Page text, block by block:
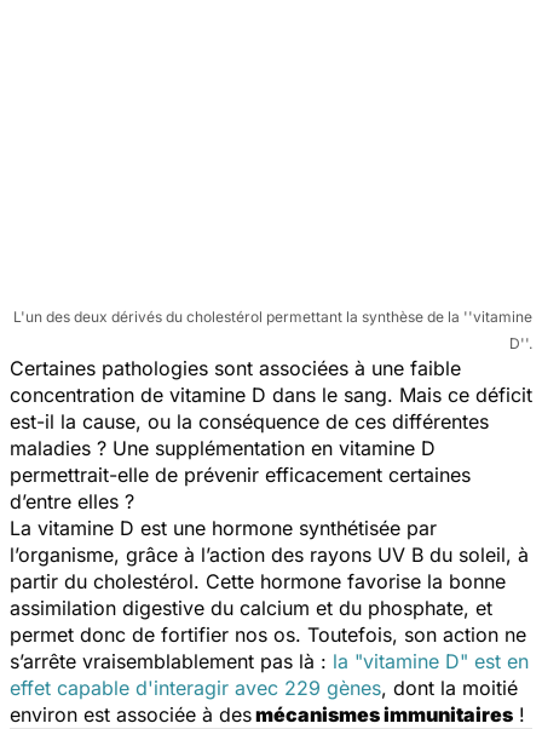
L'un des deux dérivés du cholestérol permettant la synthèse de la ''vitamine
D''.
Certaines pathologies sont associées à une faible
concentration de vitamine D dans le sang. Mais ce déficit
est-il la cause, ou la conséquence de ces différentes
maladies ? Une supplémentation en vitamine D
permettrait-elle de prévenir efficacement certaines
d’entre elles ?
La vitamine D est une hormone synthétisée par
l’organisme, grâce à l’action des rayons UV B du soleil, à
partir du cholestérol. Cette hormone favorise la bonne
assimilation digestive du calcium et du phosphate, et
permet donc de fortifier nos os. Toutefois, son action ne
s’arrête vraisemblablement pas là : la "vitamine D" est en
effet capable d'interagir avec 229 gènes, dont la moitié
environ est associée à desmécanismes immunitaires !